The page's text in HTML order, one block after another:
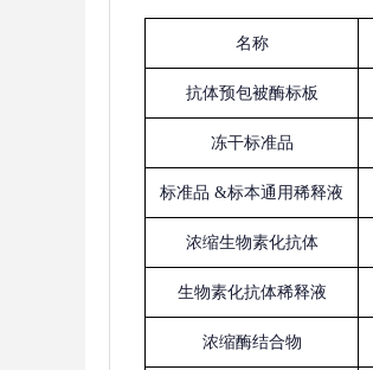
名称
抗体预包被酶标板
冻干标准品
标准品 &标本通用稀释液
浓缩生物素化抗体
生物素化抗体稀释液
浓缩酶结合物